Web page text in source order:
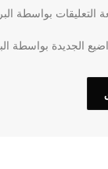
التعليقات بواسطة
الجديدة بواسطة